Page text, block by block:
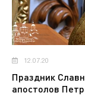
12.07.20
Праздник
апостолов